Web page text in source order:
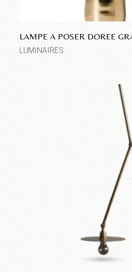
LAMPE A POSER DOREE
LUMINAIRES